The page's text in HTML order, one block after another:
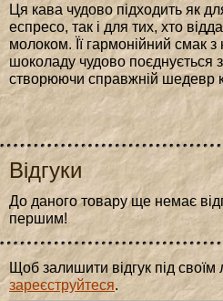
Ця кава чудово підходить як
еспресо, так і для тих, хто
молоком. Її гармонійний смак
шоколаду чудово поєднується
створюючи справжній шедевр
Відгуки
До даного товару ще немає
першим!
Щоб залишити відгук під своїм
зареєструйтеся.